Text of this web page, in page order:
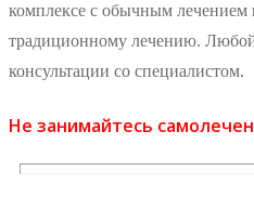
комплексе с обычным лечением
традиционному лечению.
консультации со специалистом.
Не занимайтесь